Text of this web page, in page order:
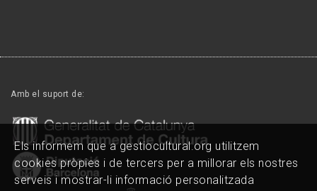
Amb el suport de:
Els informem que a gestiocultural.org utilitzem
cookies pròpies i de tercers per a millorar els nostres
serveis i mostrar-li informació personalitzada